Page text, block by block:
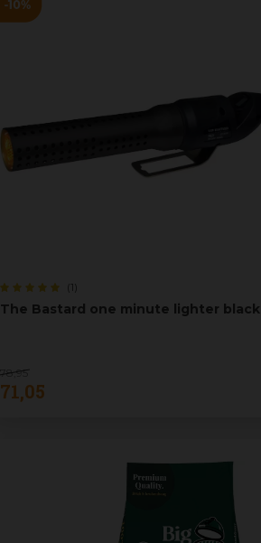
The Bastard one minute lighter black
(1)
78 95
71,05